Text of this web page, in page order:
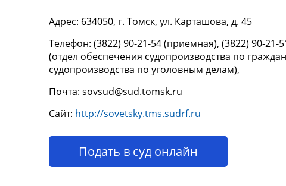
Адрес: 634050, г. Томск, ул. Карташова, д. 45
Телефон: (3822) 90-21-54 (приемная), (3822) 90-21-
(отдел обеспечения судопроизводства по
судопроизводства по уголовным делам),
Почта: sovsud@sud.tomsk.ru
Сайт: http://sovetsky.tms.sudrf.ru
Подать в суд онлайн